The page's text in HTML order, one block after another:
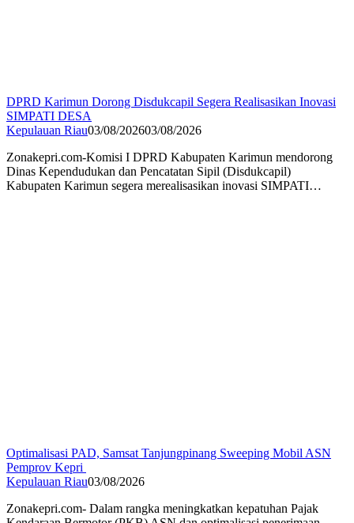
DPRD Karimun Dorong Disdukcapil Segera Realisasikan Inovasi
SIMPATI DESA
Kepulauan Riau03/08/202603/08/2026
Zonakepri.com-Komisi I DPRD Kabupaten Karimun mendorong
Dinas Kependudukan dan Pencatatan Sipil (Disdukcapil)
Kabupaten Karimun segera merealisasikan inovasi SIMPATI…
Optimalisasi PAD, Samsat Tanjungpinang Sweeping Mobil ASN
Pemprov Kepri
Kepulauan Riau03/08/2026
Zonakepri.com- Dalam rangka meningkatkan kepatuhan Pajak